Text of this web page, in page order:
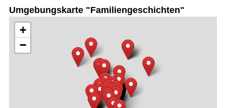
Umgebungskarte "Familiengeschichten"
+
−